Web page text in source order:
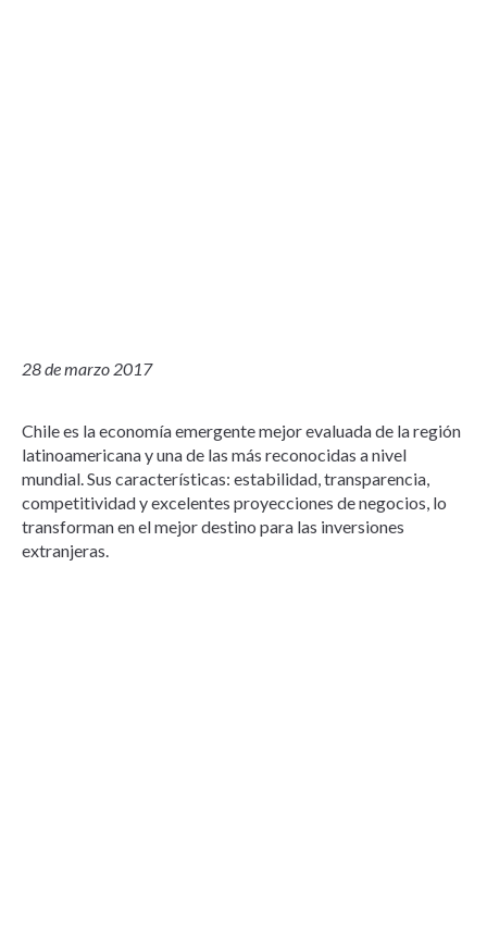
28 de marzo 2017
Chile es la economía emergente mejor evaluada de la región
latinoamericana y una de las más reconocidas a nivel
mundial. Sus características: estabilidad, transparencia,
competitividad y excelentes proyecciones de negocios, lo
transforman en el mejor destino para las inversiones
extranjeras.